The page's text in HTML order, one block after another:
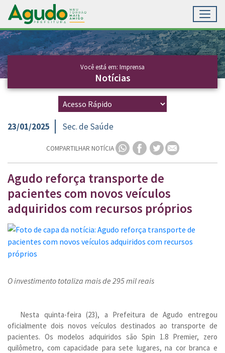
Ir para conteúdo principal
Conteúdo Principal
Você está em: Imprensa
Notícias
23/01/2025 Sec. de Saúde
COMPARTILHAR NOTÍCIA
Agudo reforça transporte de
pacientes com novos veículos
adquiridos com recursos próprios
O investimento totaliza mais de 295 mil reais
Nesta quinta-feira (23), a Prefeitura de Agudo entregou
oficialmente dois novos veículos destinados ao transporte de
pacientes. Os modelos adquiridos são Spin 1.8 Premier, zero
quilômetro, com capacidade para sete lugares, na cor branca e